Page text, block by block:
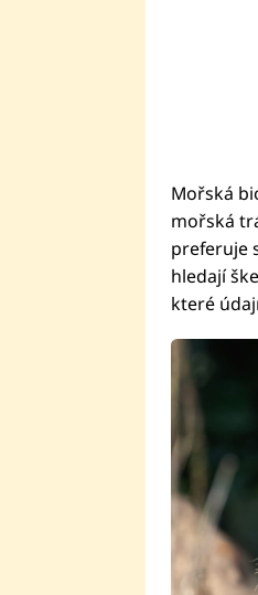
Mořská
mořská
preferuje
hledají
které